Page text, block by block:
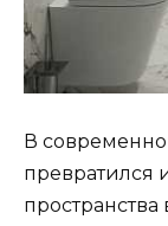
В
превратился